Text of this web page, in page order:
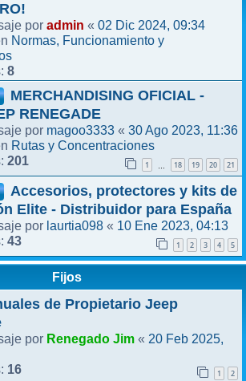
por admin « 02 Dic 2024, 09:34
Normas, Funcionamiento y
8
MERCHANDISING OFICIAL -
RENEGADE
por magoo3333 « 30 Ago 2023, 11:36
Rutas y Concentraciones
201 1 … 18 19 20 21
Accesorios, protectores y kits de
Elite - Distribuidor para España
por laurtia098 « 10 Ene 2023, 04:13
43 1 2 3 4 5
Fijos
de Propietario Jeep
por Renegado Jim « 20 Feb 2025,
16 1 2